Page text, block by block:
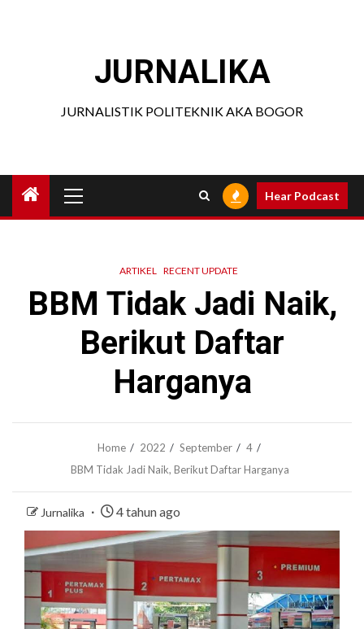
JURNALIKA
JURNALISTIK POLITEKNIK AKA BOGOR
Menu
Hear Podcast
ARTIKEL RECENT UPDATE
BBM Tidak Jadi Naik,
Berikut Daftar
Harganya
Home 2022 September
4
BBM Tidak Jadi Naik, Berikut Daftar Harganya
Jurnalika 4 tahun ago